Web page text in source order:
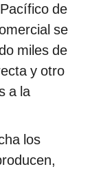
de
se
miles de
y otro
a la
los